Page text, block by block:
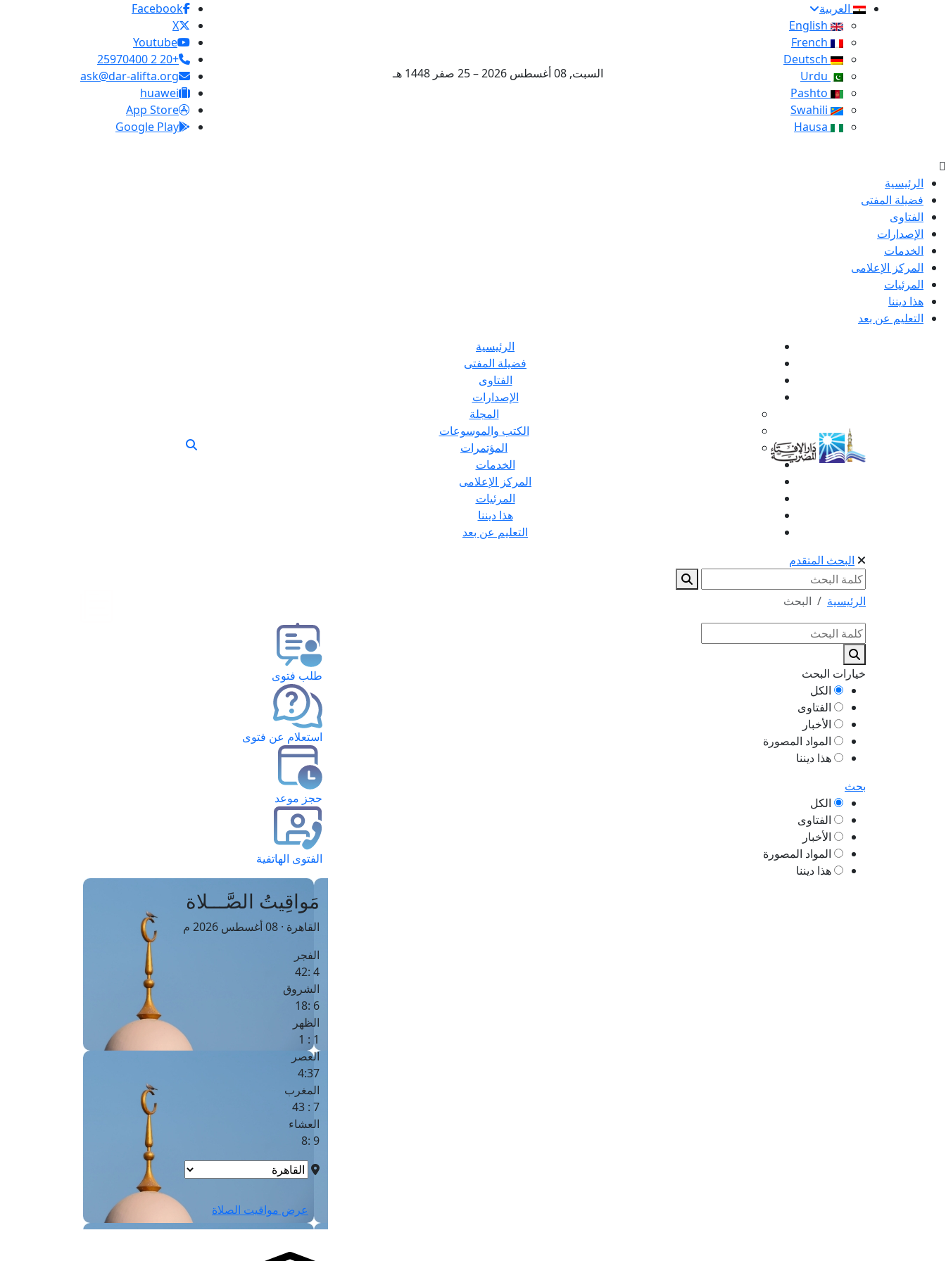
العربية
السبت, 08 أغسطس 2026 – 25 صفر 1448 هـ
Facebook
X
Youtube
+20 2 25970400
ask@dar-alifta.org
huawei
App Store
Google Play
الرئيسية
فضيلة المفتى
الفتاوى
الإصدارات
الخدمات
المركز الإعلامى
المرئيات
هذا ديننا
التعليم عن بعد
الرئيسية
فضيلة المفتى
الفتاوى
الإصدارات
المجلة
الكتب والموسوعات
المؤتمرات
الخدمات
المركز الإعلامى
المرئيات
هذا ديننا
التعليم عن بعد
البحث المتقدم
الرئيسية البحث
خيارات البحث
الكل
الفتاوى
الأخبار
المواد المصورة
هذا ديننا
بحث
الكل
الفتاوى
الأخبار
المواد المصورة
هذا ديننا
طلب فتوى
استعلام عن فتوى
حجز موعد
الفتوى الهاتفية
مَواقِيتُ الصَّـــلاة
القاهرة · 08 أغسطس 2026 م
الفجر
4 :42
الشروق
6 :18
الظهر
1 : 1
العصر
4:37
المغرب
7 : 43
العشاء
9 :8
عرض مواقيت الصلاة